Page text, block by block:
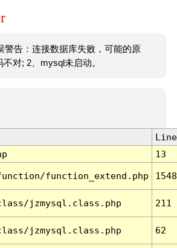
警告：连接数据库失败，可能的原
对; 2、mysql未启动。
Line
13
function_extend.php 1548
jzmysql.class.php 211
jzmysql.class.php 62